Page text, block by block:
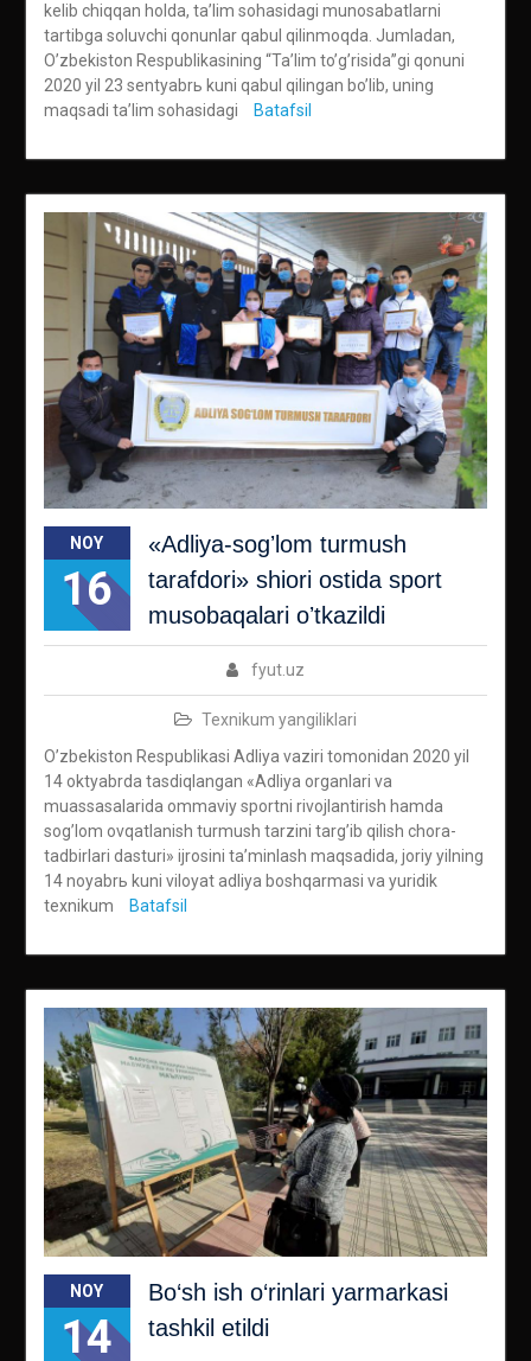
kelib chiqqan holda, taʼlim sohasidagi munosabatlarni
tartibga soluvchi qonunlar qabul qilinmoqda. Jumladan,
Oʼzbekiston Respublikasining “Taʼlim toʼgʼrisida”gi qonuni
2020 yil 23 sentyabrь kuni qabul qilingan boʼlib, uning
maqsadi taʼlim sohasidagi
Batafsil
NOY
16
«Аdliya-sogʼlom turmush
tarafdori» shiori ostida sport
musobaqalari oʼtkazildi
fyut.uz
Texnikum yangiliklari
Oʼzbekiston Respublikasi Аdliya vaziri tomonidan 2020 yil
14 oktyabrda tasdiqlangan «Аdliya organlari va
muassasalarida ommaviy sportni rivojlantirish hamda
sogʼlom ovqatlanish turmush tarzini targʼib qilish chora-
tadbirlari dasturi» ijrosini taʼminlash maqsadida, joriy yilning
14 noyabrь kuni viloyat adliya boshqarmasi va yuridik
texnikum
Batafsil
NOY
14
Bo‘sh ish o‘rinlari yarmarkasi
tashkil etildi